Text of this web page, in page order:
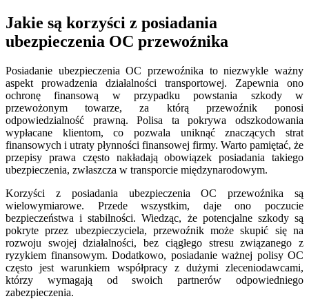
Jakie są korzyści z posiadania
ubezpieczenia OC przewoźnika
Posiadanie ubezpieczenia OC przewoźnika to niezwykle ważny
aspekt prowadzenia działalności transportowej. Zapewnia ono
ochronę finansową w przypadku powstania szkody w
przewożonym towarze, za którą przewoźnik ponosi
odpowiedzialność prawną. Polisa ta pokrywa odszkodowania
wypłacane klientom, co pozwala uniknąć znaczących strat
finansowych i utraty płynności finansowej firmy. Warto pamiętać, że
przepisy prawa często nakładają obowiązek posiadania takiego
ubezpieczenia, zwłaszcza w transporcie międzynarodowym.
Korzyści z posiadania ubezpieczenia OC przewoźnika są
wielowymiarowe. Przede wszystkim, daje ono poczucie
bezpieczeństwa i stabilności. Wiedząc, że potencjalne szkody są
pokryte przez ubezpieczyciela, przewoźnik może skupić się na
rozwoju swojej działalności, bez ciągłego stresu związanego z
ryzykiem finansowym. Dodatkowo, posiadanie ważnej polisy OC
często jest warunkiem współpracy z dużymi zleceniodawcami,
którzy wymagają od swoich partnerów odpowiedniego
zabezpieczenia.